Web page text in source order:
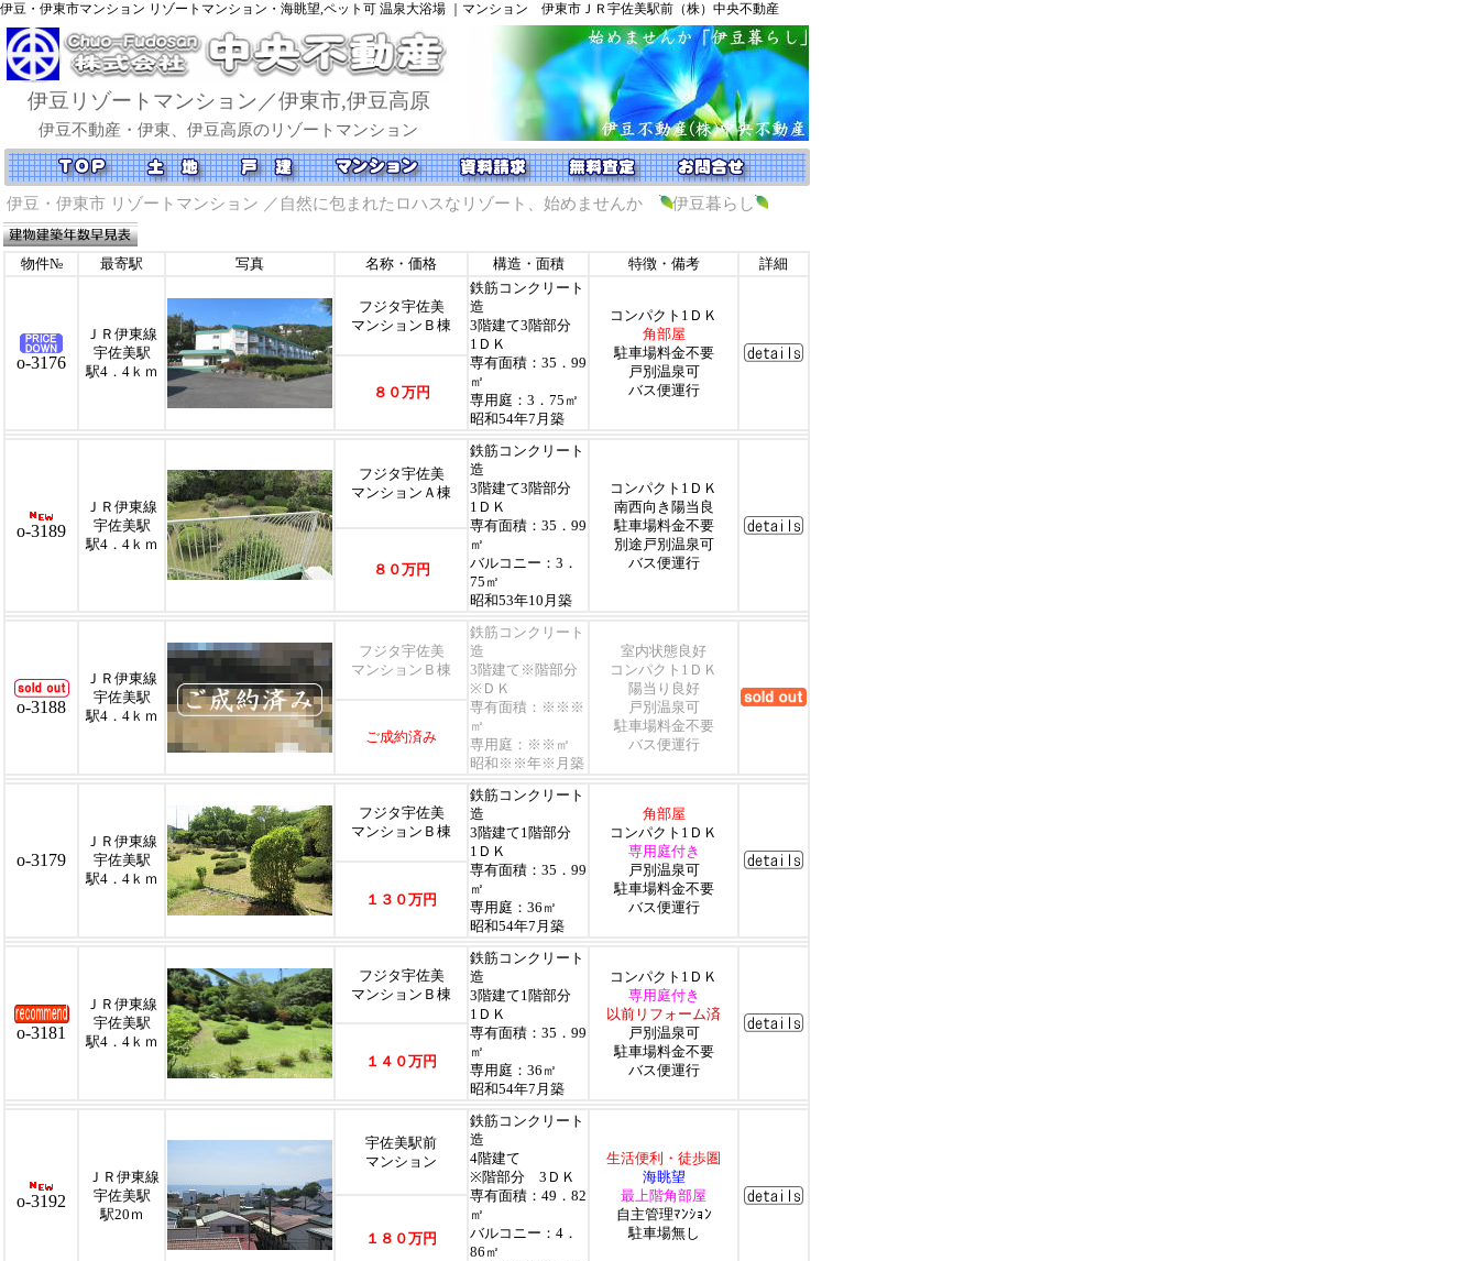
伊豆・伊東市マンション リゾートマンション・海眺望,ペット可 温泉大浴場 ｜マンション 伊東市ＪＲ宇佐美駅前（株）中央不動産
伊豆リゾートマンション／伊東市,伊豆高原
伊豆不動産・伊東、伊豆高原のリゾートマンション
伊豆・伊東市 リゾートマンション ／自然に包まれたロハスなリゾート、始めませんか 伊豆暮らし
物件№ 最寄駅 写真 名称・価格 構造・面積 特徴・備考 詳細
o-3176
ＪＲ伊東線
宇佐美駅
駅4．4ｋｍ
フジタ宇佐美
マンションＢ棟
鉄筋コンクリート
造
3階建て3階部分
1ＤＫ
専有面積：35．99
㎡
専用庭：3．75㎡
昭和54年7月築
コンパクト1ＤＫ
角部屋
駐車場料金不要
戸別温泉可
バス便運行
８０万円
o-3189
ＪＲ伊東線
宇佐美駅
駅4．4ｋｍ
フジタ宇佐美
マンションＡ棟
鉄筋コンクリート
造
3階建て3階部分
1ＤＫ
専有面積：35．99
㎡
バルコニー：3．
75㎡
昭和53年10月築
コンパクト1ＤＫ
南西向き陽当良
駐車場料金不要
別途戸別温泉可
バス便運行
８０万円
o-3188
ＪＲ伊東線
宇佐美駅
駅4．4ｋｍ
フジタ宇佐美
マンションＢ棟
鉄筋コンクリート
造
3階建て※階部分
※ＤＫ
専有面積：※※※
㎡
専用庭：※※㎡
昭和※※年※月築
室内状態良好
コンパクト1ＤＫ
陽当り良好
戸別温泉可
駐車場料金不要
バス便運行
ご成約済み
o-3179
ＪＲ伊東線
宇佐美駅
駅4．4ｋｍ
フジタ宇佐美
マンションＢ棟
鉄筋コンクリート
造
3階建て1階部分
1ＤＫ
専有面積：35．99
㎡
専用庭：36㎡
昭和54年7月築
角部屋
コンパクト1ＤＫ
専用庭付き
戸別温泉可
駐車場料金不要
バス便運行
１３０万円
o-3181
ＪＲ伊東線
宇佐美駅
駅4．4ｋｍ
フジタ宇佐美
マンションＢ棟
鉄筋コンクリート
造
3階建て1階部分
1ＤＫ
専有面積：35．99
㎡
専用庭：36㎡
昭和54年7月築
コンパクト1ＤＫ
専用庭付き
以前リフォーム済
戸別温泉可
駐車場料金不要
バス便運行
１４０万円
o-3192
ＪＲ伊東線
宇佐美駅
駅20ｍ
宇佐美駅前
マンション
鉄筋コンクリート
造
4階建て
※階部分 3ＤＫ
専有面積：49．82
㎡
バルコニー：4．
86㎡
生活便利・徒歩圏
海眺望
最上階角部屋
自主管理ﾏﾝｼｮﾝ
駐車場無し
１８０万円